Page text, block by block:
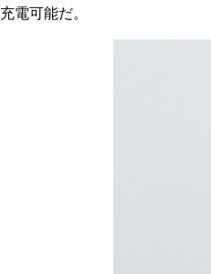
充電可能だ。